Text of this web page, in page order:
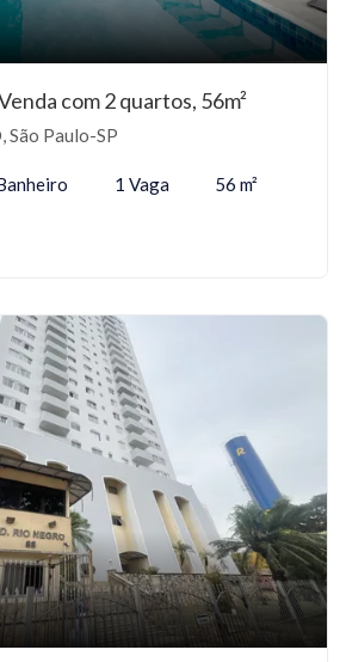
com 2 quartos, 56m²
São Paulo-SP
1 Vaga 56 m²